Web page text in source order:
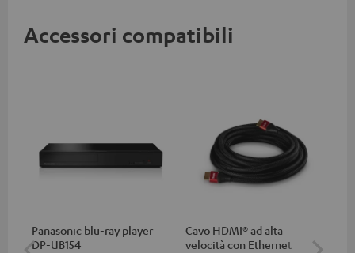
Accessori compatibili
Panasonic blu-ray player
DP-UB154
Cavo HDMI® ad alta
velocità con Ethernet